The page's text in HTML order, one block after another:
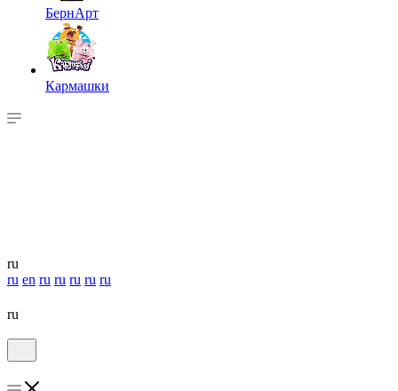
БернАрт
Кармашки
ru
ru en ru ru ru ru ru
ru